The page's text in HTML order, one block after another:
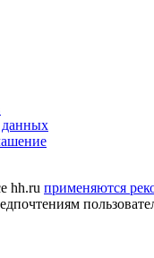
данных
hh.ru применяются